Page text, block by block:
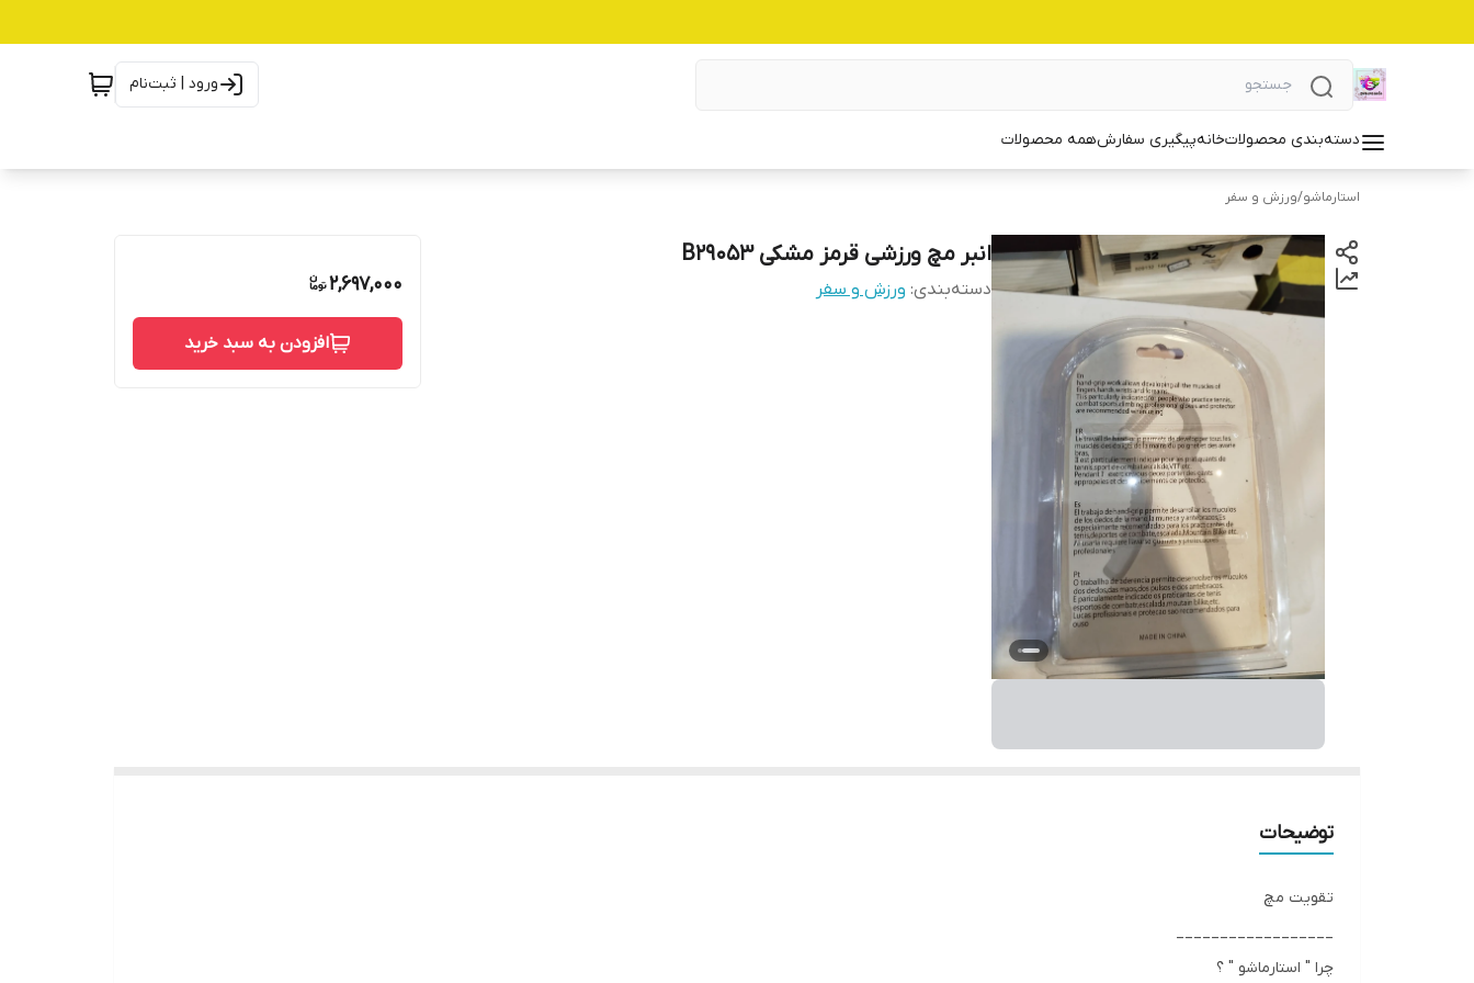
ورود | ثبت‌نام
دسته‌بندی محصولاتخانهپیگیری سفارشهمه محصولات
استارماشو/ورزش و سفر
انبر مچ ورزشی قرمز مشکی B29053
دسته‌بندی: ورزش و سفر 2,697,000
افزودن به سبد خرید
توضیحات
تقویت مچ
__________________
چرا " استارماشو " ؟